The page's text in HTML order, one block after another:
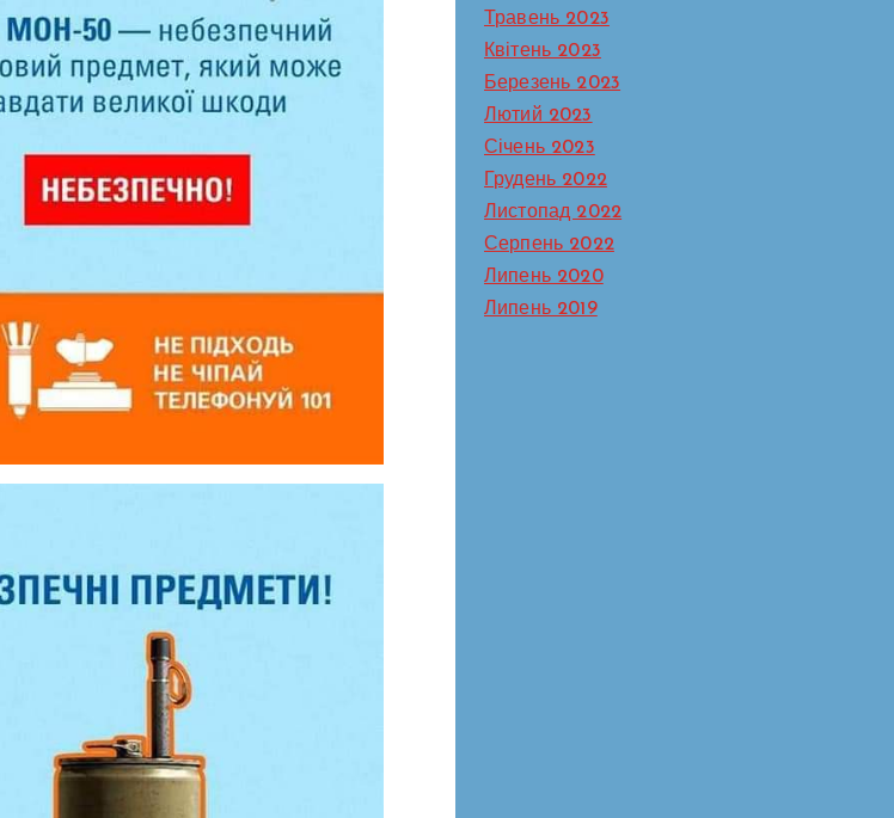
Травень 2023
Квітень 2023
Березень 2023
Лютий 2023
Січень 2023
Грудень 2022
Листопад 2022
Серпень 2022
Липень 2020
Липень 2019